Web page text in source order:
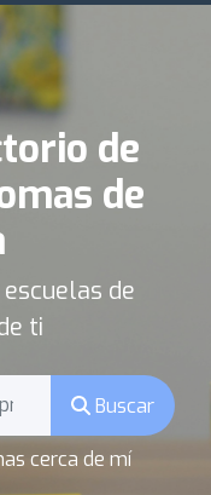
de
de
de
ti
Buscar
cerca de mí